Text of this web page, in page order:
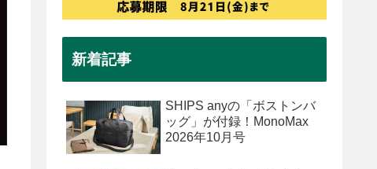
新着記事
SHIPS anyの「ボストンバ
ッグ」が付録！MonoMax
2026年10月号